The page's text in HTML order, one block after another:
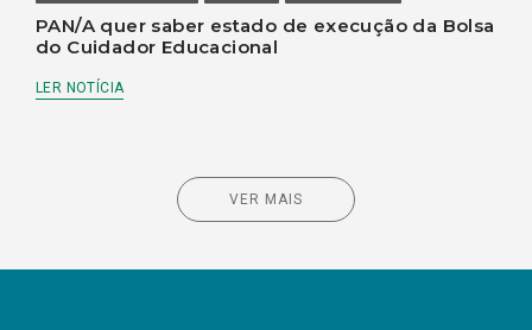
PAN/A quer saber estado de execução da Bolsa
do Cuidador Educacional
LER NOTÍCIA
VER MAIS